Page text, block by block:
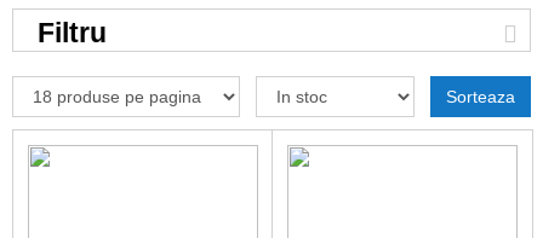
Filtru
Sorteaza